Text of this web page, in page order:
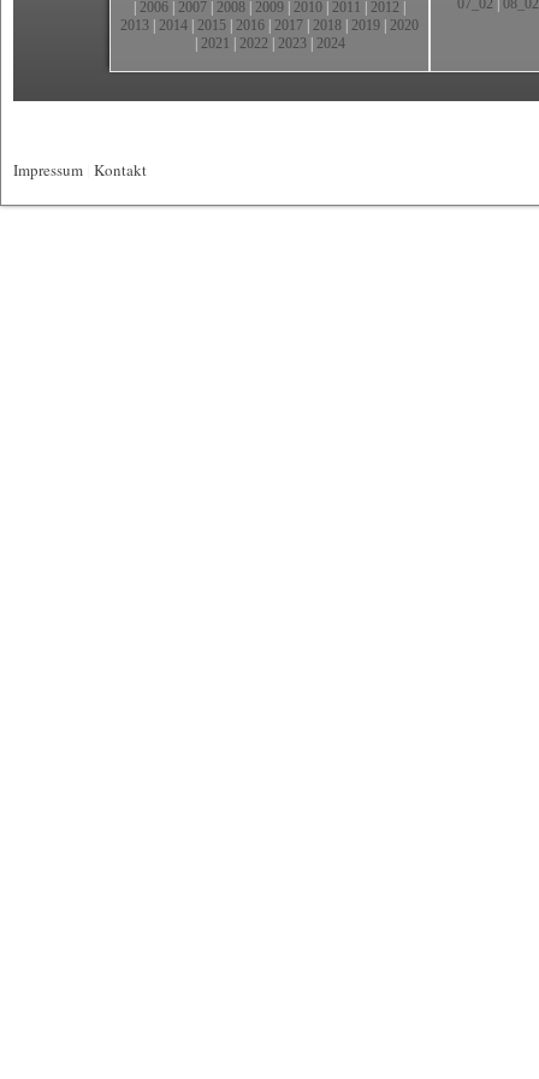
2006 2007 2008 2009 2010 2011 2012
2013 2014 2015 2016 2017 2018 2019 2020
2021 2022 2023| 2024
07_02
08_02
Impressum Kontakt